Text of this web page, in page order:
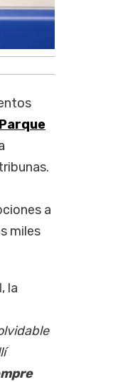
Parque
a
miles
la